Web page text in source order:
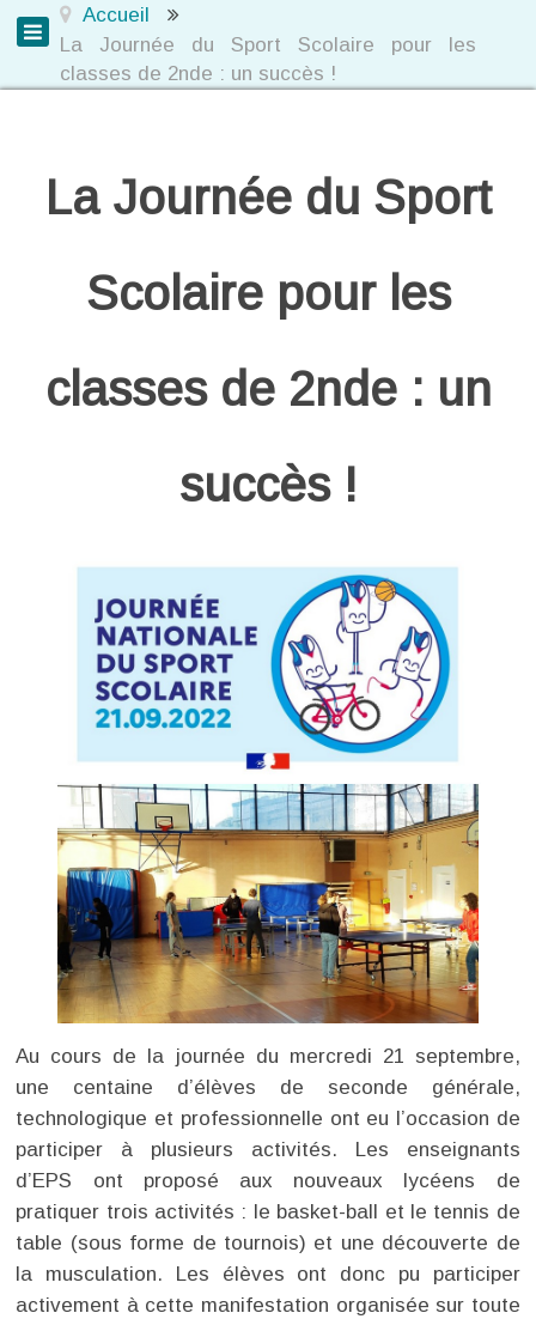
Accueil
La Journée du Sport Scolaire pour les
classes de 2nde : un succès !
La Journée du Sport
Scolaire pour les
classes de 2nde : un
succès !
Au cours de la journée du mercredi 21 septembre,
une centaine d’élèves de seconde générale,
technologique et professionnelle ont eu l’occasion de
participer à plusieurs activités. Les enseignants
d’EPS ont proposé aux nouveaux lycéens de
pratiquer trois activités : le basket-ball et le tennis de
table (sous forme de tournois) et une découverte de
la musculation. Les élèves ont donc pu participer
activement à cette manifestation organisée sur toute